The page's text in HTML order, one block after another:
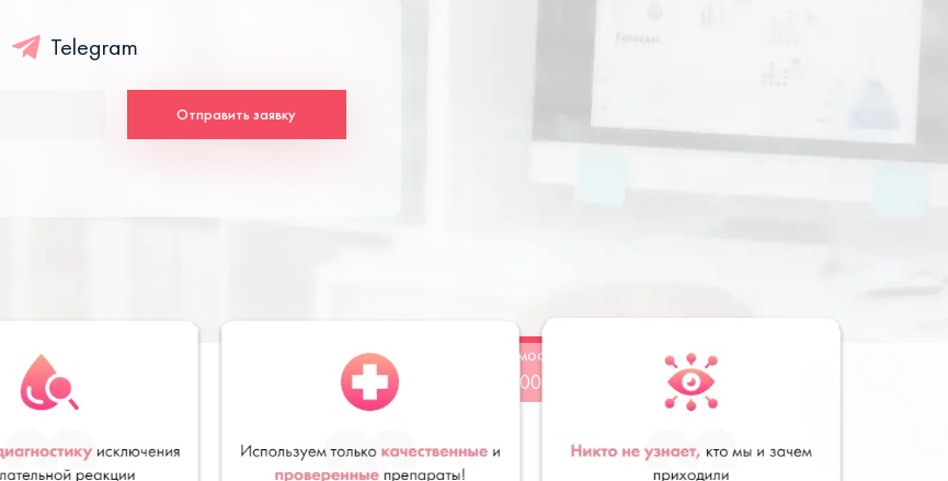
Telegram
Отправить заявку
Стоимость
от 3 000 руб
Заказать